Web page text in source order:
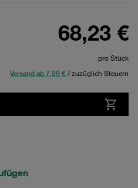
68,23 €
pro Stück
Versand ab 7,99 €/ zuzüglich Steuern